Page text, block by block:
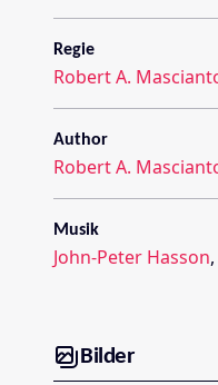
Regie
Robert A.
Author
Robert A.
Musik
John-Peter Hasson,
Bilder